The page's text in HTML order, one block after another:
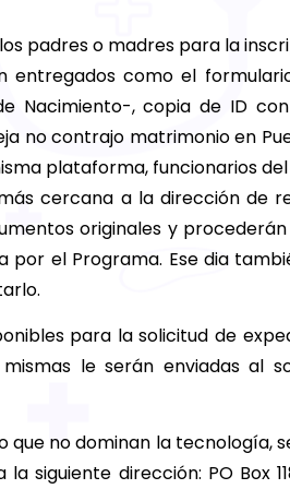
padres o madres para la
entregados como el
Nacimiento-, copia de ID
no contrajo matrimonio en
plataforma, funcionarios
cercana a la dirección de
originales y
por el Programa. Ese dia
para la solicitud de
le serán enviadas al
no dominan la tecnología,
siguiente dirección: PO Box